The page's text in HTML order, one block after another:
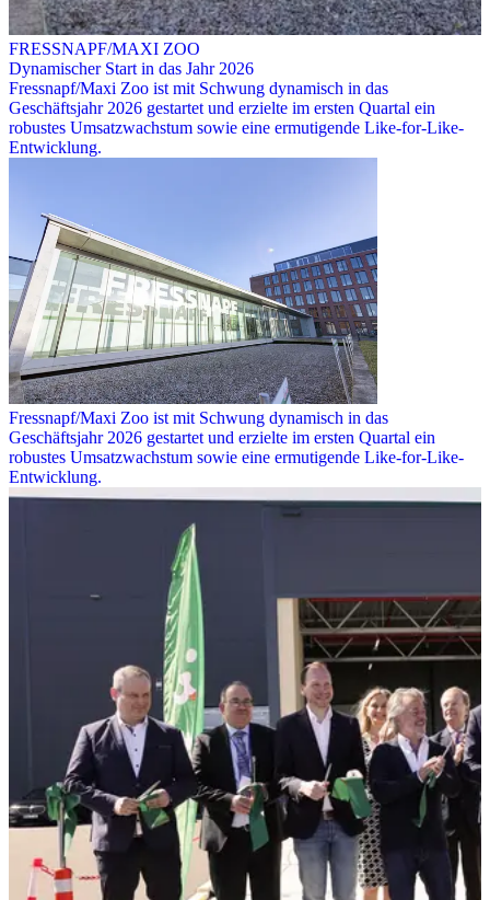
FRESSNAPF/MAXI ZOO
Dynamischer Start in das Jahr 2026
Fressnapf/Maxi Zoo ist mit Schwung dynamisch in das
Geschäftsjahr 2026 gestartet und erzielte im ersten Quartal ein
robustes Umsatzwachstum sowie eine ermutigende Like-for-Like-
Entwicklung.
Fressnapf/Maxi Zoo ist mit Schwung dynamisch in das
Geschäftsjahr 2026 gestartet und erzielte im ersten Quartal ein
robustes Umsatzwachstum sowie eine ermutigende Like-for-Like-
Entwicklung.